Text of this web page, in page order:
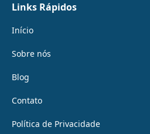
Links Rápidos
Início
Sobre nós
Blog
Contato
Política de Privacidade